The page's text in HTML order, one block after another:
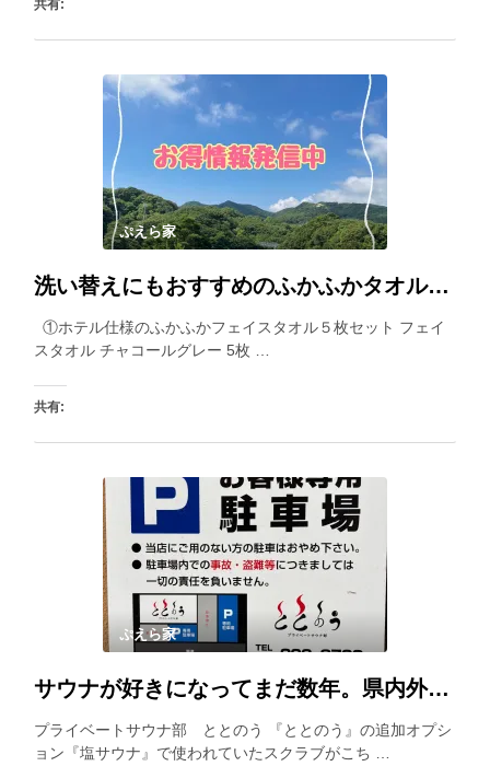
共有:
ぷえら家
洗い替えにもおすすめのふかふかタオルセット。柔らかいホテル仕様なので触り心地ふわふわで気持ち良い
①ホテル仕様のふかふかフェイスタオル５枚セット フェイ
スタオル チャコールグレー 5枚 …
共有:
ぷえら家
サウナが好きになってまだ数年。県内外の色んなサウナを回っています。塩スクラブめちゃツルになって良かったです
プライベートサウナ部 ととのう 『ととのう』の追加オプシ
ョン『塩サウナ』で使われていたスクラブがこち …